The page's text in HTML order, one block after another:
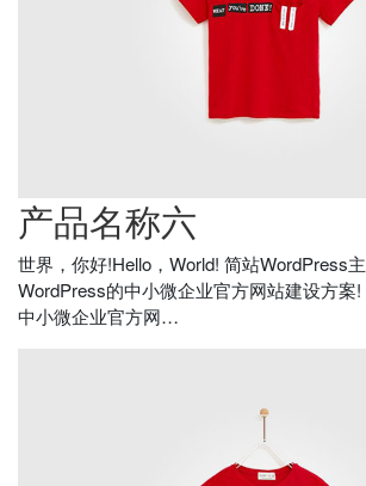
产品名称六
世界，你好!Hello，World! 简站WordPress
WordPress的中小微企业官方网站建设方案
中小微企业官方网…